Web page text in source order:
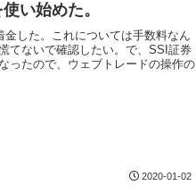
い始めた。
した。これについては手数料なん
てないで確認したい。で、SSI証券
ったので、ウェブトレードの操作の
2020-01-02